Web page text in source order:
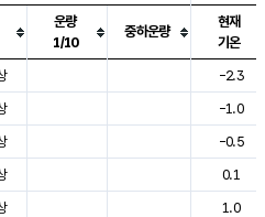
온, 강수, 바람, 기압등을 안내한 표입
운량
1/10
중하운량
현재
기온
-2.3
-1.0
-0.5
0.1
1.0